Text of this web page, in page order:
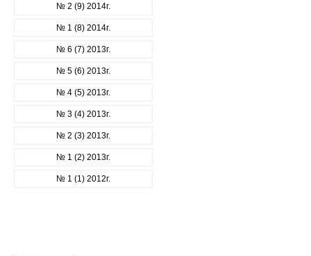
№ 2 (9) 2014г.
№ 1 (8) 2014г.
№ 6 (7) 2013г.
№ 5 (6) 2013г.
№ 4 (5) 2013г.
№ 3 (4) 2013г.
№ 2 (3) 2013г.
№ 1 (2) 2013г.
№ 1 (1) 2012г.